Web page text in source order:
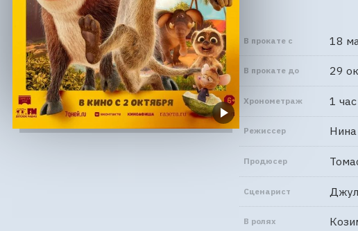
В прокате с 18
В прокате до 29
Хронометраж 1
Режиссер
Продюсер
Сценарист
В ролях